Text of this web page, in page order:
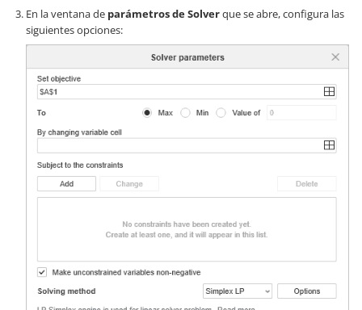
En la ventana de parámetros de Solverque se abre, configura las
siguientes opciones: